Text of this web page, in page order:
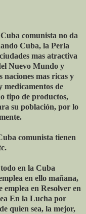
comunista no da
Cuba, la Perla
mas atractiva
Nuevo Mundo y
naciones mas ricas y
medicamentos de
tipo de productos,
su población, por lo
comunista tienen
en la Cuba
en ello mañana,
emplea en Resolver en
En la Lucha por
quien sea, la mejor,